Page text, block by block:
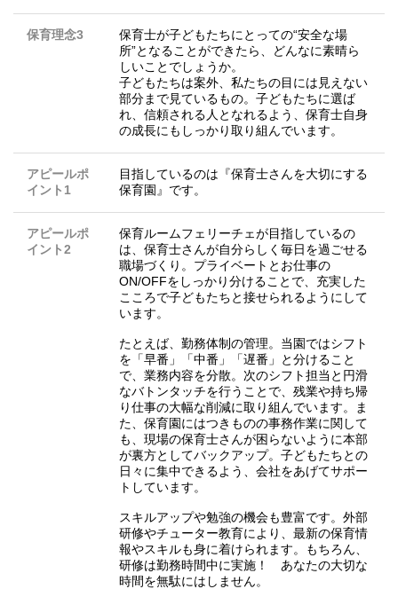
保育理念3
保育士が子どもたちにとっての“安全な場
所”となることができたら、どんなに素晴ら
しいことでしょうか。
子どもたちは案外、私たちの目には見えない
部分まで見ているもの。子どもたちに選ば
れ、信頼される人となれるよう、保育士自身
の成長にもしっかり取り組んでいます。
アピールポ
イント1
目指しているのは『保育士さんを大切にする
保育園』です。
アピールポ
イント2
保育ルームフェリーチェが目指しているの
は、保育士さんが自分らしく毎日を過ごせる
職場づくり。プライベートとお仕事の
ON/OFFをしっかり分けることで、充実した
こころで子どもたちと接せられるようにして
います。
たとえば、勤務体制の管理。当園ではシフト
を「早番」「中番」「遅番」と分けること
で、業務内容を分散。次のシフト担当と円滑
なバトンタッチを行うことで、残業や持ち帰
り仕事の大幅な削減に取り組んでいます。ま
た、保育園にはつきものの事務作業に関して
も、現場の保育士さんが困らないように本部
が裏方としてバックアップ。子どもたちとの
日々に集中できるよう、会社をあげてサポー
トしています。
スキルアップや勉強の機会も豊富です。外部
研修やチューター教育により、最新の保育情
報やスキルも身に着けられます。もちろん、
研修は勤務時間中に実施！ あなたの大切な
時間を無駄にはしません。